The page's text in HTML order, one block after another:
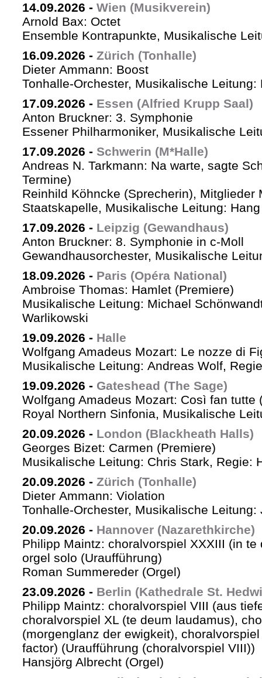
14.09.2026 - Wien (Musikverein)
Arnold Bax: Octet
Ensemble Kontrapunkte, Musikalische
16.09.2026 - Zürich (Tonhalle)
Dieter Ammann: Boost
Tonhalle-Orchester, Musikalische Leitung:
17.09.2026 - Essen (Alfried Krupp Saal)
Anton Bruckner: 3. Symphonie
Essener Philharmoniker, Musikalische
17.09.2026 - Schwerin (M*Halle)
Andreas N. Tarkmann: Na warte, sagte
Termine)
Reinhild Köhncke (Sprecherin), Mitglieder
Staatskapelle, Musikalische Leitung:
17.09.2026 - Leipzig (Gewandhaus)
Anton Bruckner: 8. Symphonie in c-Moll
Gewandhausorchester, Musikalische
18.09.2026 - Paris (Opéra National)
Ambroise Thomas: Hamlet (Premiere)
Musikalische Leitung: Michael
Warlikowski
19.09.2026 - Halle
Wolfgang Amadeus Mozart: Le nozze di
Musikalische Leitung: Andreas Wolf,
19.09.2026 - Gateshead (The Sage)
Wolfgang Amadeus Mozart: Così fan tutte
Royal Northern Sinfonia, Musikalische
20.09.2026 - London (Blackheath Halls)
Georges Bizet: Carmen (Premiere)
Musikalische Leitung: Chris Stark, Regie:
20.09.2026 - Zürich (Tonhalle)
Dieter Ammann: Violation
Tonhalle-Orchester, Musikalische Leitung:
20.09.2026 - Hannover (Nazarethkirche)
Philipp Maintz: choralvorspiel XXXIII (in te
orgel solo (Uraufführung)
Roman Summereder (Orgel)
23.09.2026 - Berlin (Kathedrale St.
Philipp Maintz: choralvorspiel VIII (aus
choralvorspiel XL (te deum laudamus),
(morgenglanz der ewigkeit),
factor) (Uraufführung (choralvorspiel VIII))
Hansjörg Albrecht (Orgel)